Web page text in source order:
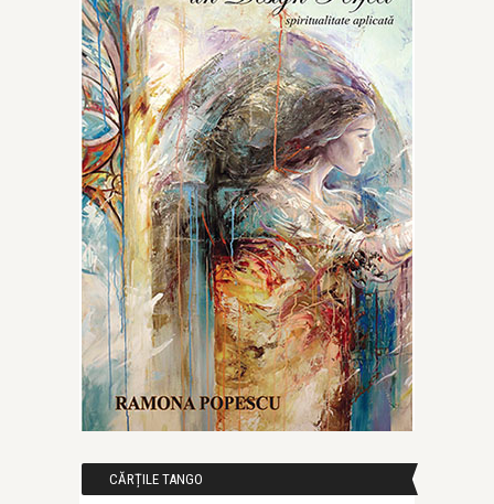
CĂRȚILE TANGO